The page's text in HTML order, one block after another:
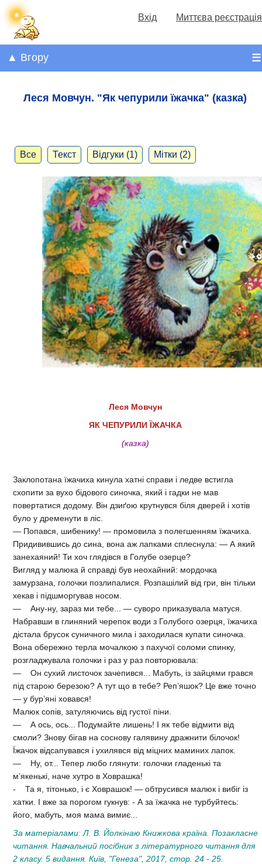
Вхід Миттєва реєстрація
☰
▲ Вгору
Леся Мовчун. "Як чепурили їжачка" (казка)
Все Текст Відгуки (1) Мітки (2)
Леся Мовчун
ЯК ЧЕПУРИЛИ ЇЖАЧКА
(казка)
Заклопотана їжачиха кинула хатні справи і ледве встигла
схопити за вухо бідового синочка, який і гадки не мав
повертатися додому. Він дзиґою крутнувся біля дверей і хотів
було у дременути в ліс.
— Попався, шибенику! — промовила з полегшенням їжачиха.
Придивившись до сина, вона аж лапками сплеснула: — А який
занехаяний! Ти хоч глядівся в Голубе озерце?
Вигляд у малюка й справді був неохайний: мордочка
замурзана, голочки позлипалися. Розпашілий від гри, він тільки
хекав і підшморгував носом.
— Ану-ну, зараз ми тебе... — суворо приказувала матуся.
Набравши в глиняний черепок води з Голубого озерця, їжачиха
дістала брусок суничного мила і заходилася купати синочка.
Вона обережно терла мочалкою з пахучої соломи спинку,
розгладжувала голочки і раз у раз повторювала:
— Он сухий листочок зачепився... Мабуть, із зайцями грався
під старою березою? А тут що в тебе? Реп’яшок? Це вже точно
— у бур’яні ховався!
Малюк сопів, затуляючись від густої піни.
— А ось, ось... Подумайте лишень! І як тебе відмити від
смоли? Знову бігав на соснову галявину дражнити білочок!
Їжачок відсапувався і ухилявся від міцних маминих лапок.
— Ну, от... Тепер любо глянути: голочки гладенькі та
м’якенькі, наче хутро в Ховрашка!
- Та я, тітонько, і є Ховрашок! — обтрусився малюк і вибіг із
хатки. І вже за порогом гукнув: - А за їжачка не турбуйтесь:
його, мабуть, моя мама вимиє...
За матеріалами: Л. В. Йолкінаю Книжкова країна. Позакласне
читання. Навчальний посібник з літературного читання для
2 класу. 5 видання. Київ, "Генеза", 2017, стор. 24 - 25.